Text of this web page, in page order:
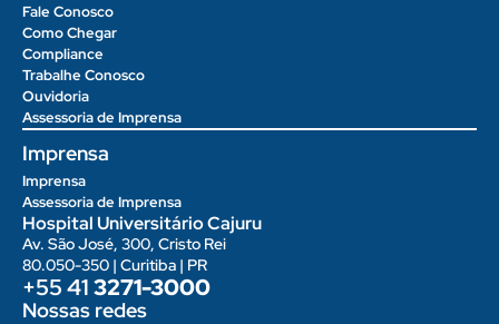
Fale Conosco
Como Chegar
Compliance
Trabalhe Conosco
Ouvidoria
Assessoria de Imprensa
Imprensa
Imprensa
Assessoria de Imprensa
Hospital Universitário Cajuru
Av. São José, 300, Cristo Rei
80.050-350 | Curitiba | PR
+55 413271-3000
Nossas redes